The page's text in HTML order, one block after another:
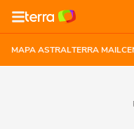
MAPA ASTRALTERRA MAIL